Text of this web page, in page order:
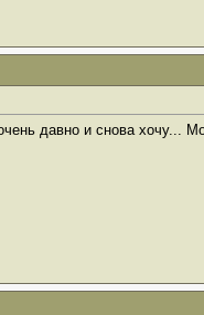
давно и снова хочу...